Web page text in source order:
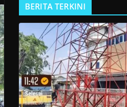
BERITA TERKINI